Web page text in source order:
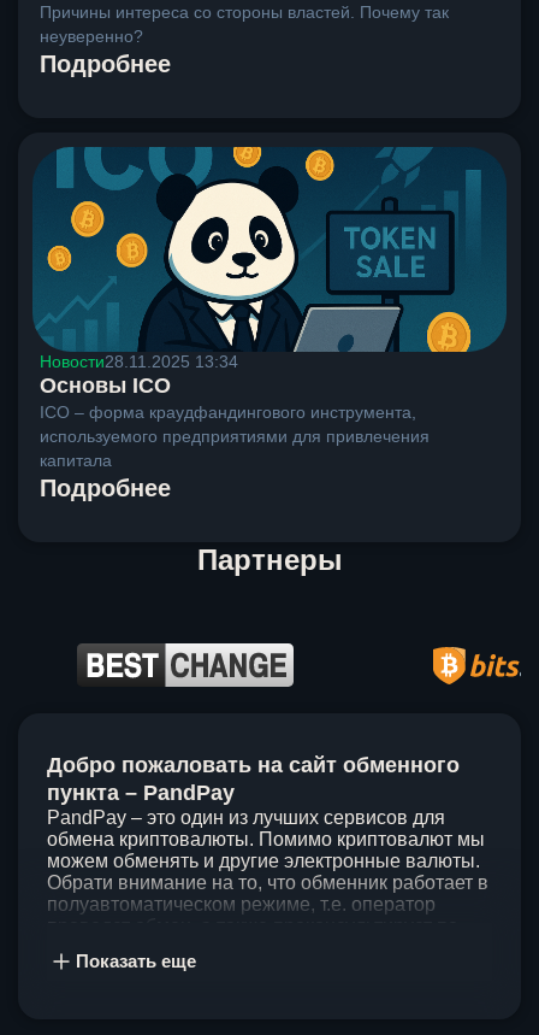
Причины интереса со стороны властей. Почему так
неуверенно?
Подробнее
Новости28.11.2025 13:34
Основы ICO
ICO – форма краудфандингового инструмента,
используемого предприятиями для привлечения
капитала
Подробнее
Партнеры
Добро пожаловать на сайт обменного
пункта – PandPay
PandPay – это один из лучших сервисов для
обмена криптовалюты. Помимо криптовалют мы
можем обменять и другие электронные валюты.
Обрати внимание на то, что обменник работает в
полуавтоматическом режиме, т.е. оператор
клиентов, поэтому стараемся проводить обмены
Показать еще